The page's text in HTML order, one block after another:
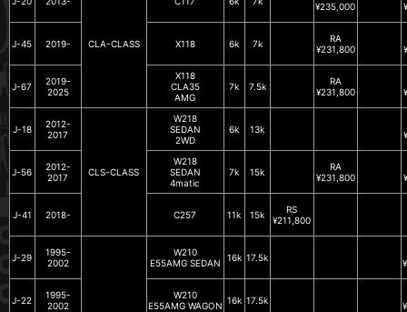
CLA-CLASS
¥235,000
J-45 2019- X118 6k 7k
RA
¥231,800
J-67
2019-
2025
X118
CLA35
AMG
7k 7.5k
RA
¥231,800
J-18
2012-
2017
CLS-CLASS
W218
SEDAN
2WD
6k 13k
J-56
2012-
2017
W218
SEDAN
4matic
7k 15k
RA
¥231,800
J-41 2018- C257 11k 15k
RS
¥211,800
J-29
1995-
2002
W210
E55AMG SEDAN
16k 17.5k
J-22
1995-
2002
W210
E55AMG WAGON 16k 17.5k